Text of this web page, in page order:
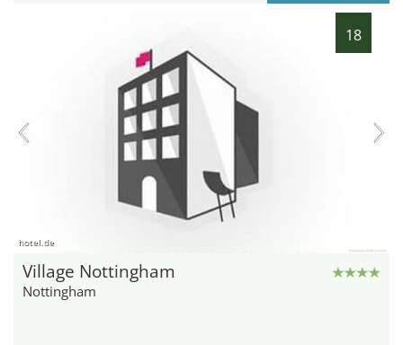
18
hotel.de
Village Nottingham
Nottingham